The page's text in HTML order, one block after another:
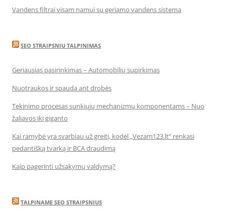
Vandens filtrai visam namui su geriamo vandens sistema
SEO STRAIPSNIU TALPINIMAS
Geriausias pasirinkimas – Automobilių supirkimas
Nuotraukos ir spauda ant drobės
Tekinimo procesas sunkiųjų mechanizmų komponentams – Nuo
žaliavos iki giganto
Kai ramybė yra svarbiau už greitį, kodėl „Vezam123.lt“ renkasi
pedantišką tvarką ir BCA draudimą
Kaip pagerinti užsakymų valdymą?
TALPINAME SEO STRAIPSNIUS